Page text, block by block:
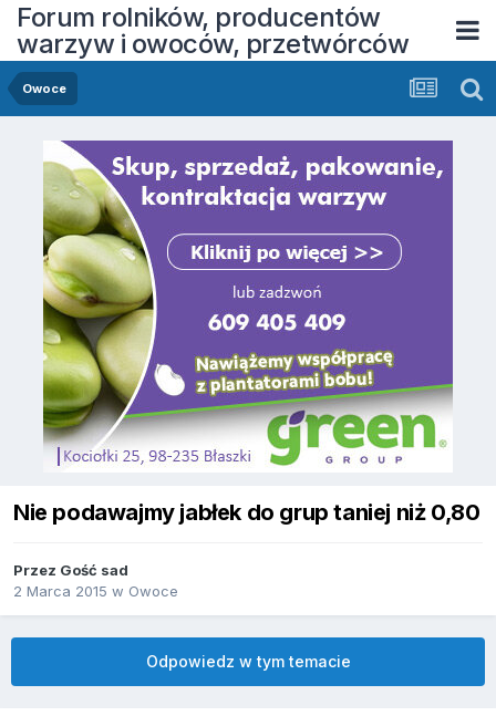
Forum rolników, producentów
warzyw i owoców, przetwórców
Owoce
Nie podawajmy jabłek do grup taniej niż 0,80
Przez Gość sad
2 Marca 2015 w Owoce
Odpowiedz w tym temacie